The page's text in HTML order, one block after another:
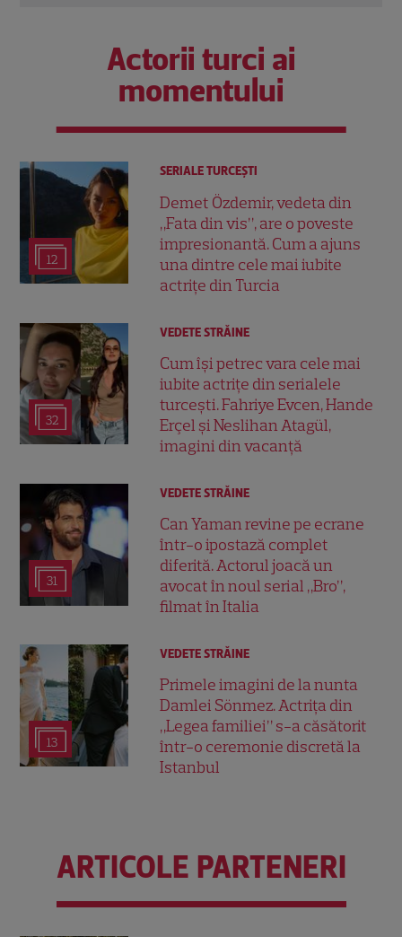
Actorii turci ai
momentului
12
SERIALE TURCEŞTI
Demet Özdemir, vedeta din
„Fata din vis”, are o poveste
impresionantă. Cum a ajuns
una dintre cele mai iubite
actrițe din Turcia
32
VEDETE STRĂINE
Cum își petrec vara cele mai
iubite actrițe din serialele
turcești. Fahriye Evcen, Hande
Erçel și Neslihan Atagül,
imagini din vacanță
31
VEDETE STRĂINE
Can Yaman revine pe ecrane
într-o ipostază complet
diferită. Actorul joacă un
avocat în noul serial „Bro”,
filmat în Italia
13
VEDETE STRĂINE
Primele imagini de la nunta
Damlei Sönmez. Actrița din
„Legea familiei” s-a căsătorit
într-o ceremonie discretă la
Istanbul
ARTICOLE PARTENERI